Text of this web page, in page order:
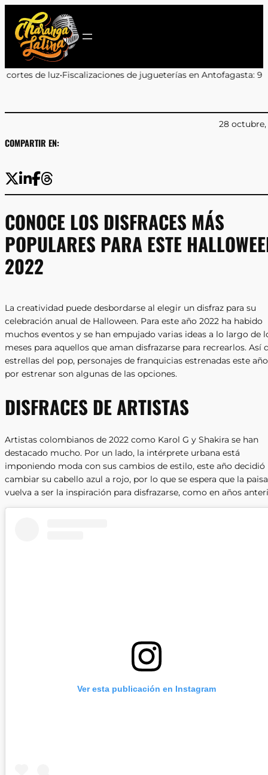
contenido
de jugueterías en Antofagasta: 9 de 11 locales sancionados
COMPARTIR EN:
28 octubre,
CONOCE LOS DISFRACES MÁS
POPULARES PARA ESTE
2022
La creatividad puede desbordarse al elegir un disfraz para su
celebración anual de Halloween. Para este año 2022 ha habido
muchos eventos y se han empujado varias ideas a lo largo de
meses para aquellos que aman disfrazarse para recrearlos. Así
estrellas del pop, personajes de franquicias estrenadas este
por estrenar son algunas de las opciones.
DISFRACES DE ARTISTAS
Artistas colombianos de 2022 como Karol G y Shakira se han
destacado mucho. Por un lado, la intérprete urbana está
imponiendo moda con sus cambios de estilo, este año decidió
cambiar su cabello azul a rojo, por lo que se espera que la paisa
vuelva a ser la inspiración para disfrazarse, como en años
Ver esta publicación en Instagram